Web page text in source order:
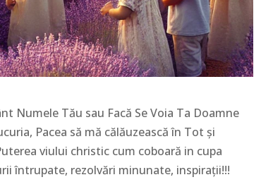
Numele Tău sau Facă Se Voia Ta Doamne
Pacea să mă călăuzească în Tot și
viului christic cum coboară in cupa
întrupate, rezolvări minunate, inspirații!!!